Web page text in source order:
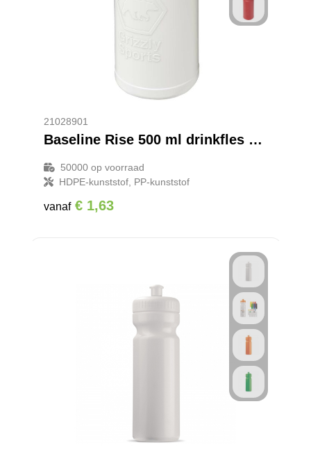
21028901
Baseline Rise 500 ml drinkfles met klapdeksel
50000op voorraad
HDPE-kunststof, PP-kunststof
vanaf € 1,63